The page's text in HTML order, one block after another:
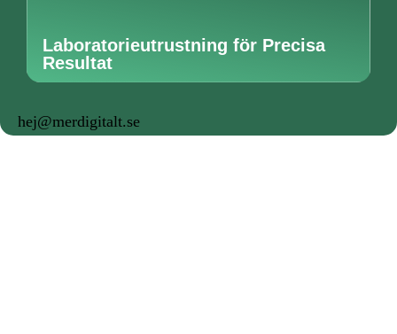
Laboratorieutrustning för Precisa
Resultat
hej@merdigitalt.se